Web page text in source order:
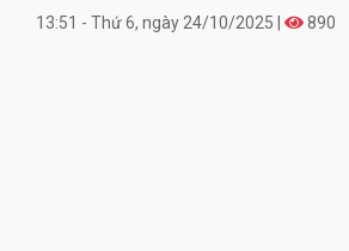
13:51 - Thứ 6, ngày 24/10/2025 | 890